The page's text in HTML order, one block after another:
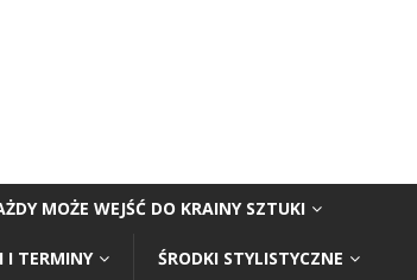
MOŻE WEJŚĆ DO KRAINY SZTUKI
I TERMINY ŚRODKI STYLISTYCZNE